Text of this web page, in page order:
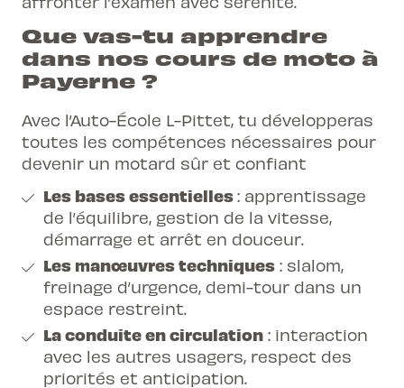
Que vas-tu apprendre
dans nos cours de moto à
Payerne ?
Avec l’Auto-École L-Pittet, tu développeras
toutes les compétences nécessaires pour
devenir un motard sûr et confiant
Les bases essentielles: apprentissage
de l’équilibre, gestion de la vitesse,
démarrage et arrêt en douceur.
Les manœuvres techniques : slalom,
freinage d’urgence, demi-tour dans un
espace restreint.
La conduite en circulation : interaction
avec les autres usagers, respect des
priorités et anticipation.